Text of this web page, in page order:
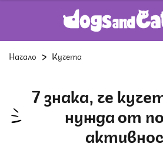
Начало Кучета
7 знака, че кучето ви има
нужда от